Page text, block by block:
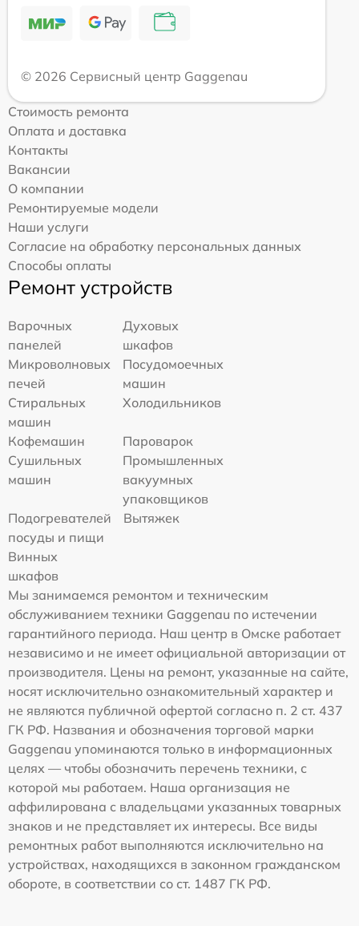
© 2026 Сервисный центр Gaggenau
Стоимость ремонта
Оплата и доставка
Контакты
Вакансии
О компании
Ремонтируемые модели
Наши услуги
Согласие на обработку персональных данных
Способы оплаты
Ремонт устройств
Варочных
панелей
Духовых
шкафов
Микроволновых
печей
Посудомоечных
машин
Стиральных
машин
Холодильников
Кофемашин
Пароварок
Сушильных
машин
Промышленных
вакуумных
упаковщиков
Подогревателей
посуды и пищи
Вытяжек
Винных
шкафов
Мы занимаемся ремонтом и техническим
обслуживанием техники Gaggenau по истечении
гарантийного периода. Наш центр в Омске работает
независимо и не имеет официальной авторизации от
производителя. Цены на ремонт, указанные на сайте,
носят исключительно ознакомительный характер и
не являются публичной офертой согласно п. 2 ст. 437
ГК РФ. Названия и обозначения торговой марки
Gaggenau упоминаются только в информационных
целях — чтобы обозначить перечень техники, с
которой мы работаем. Наша организация не
аффилирована с владельцами указанных товарных
знаков и не представляет их интересы. Все виды
ремонтных работ выполняются исключительно на
устройствах, находящихся в законном гражданском
обороте, в соответствии со ст. 1487 ГК РФ.